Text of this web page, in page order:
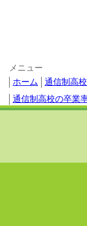
メニュー
ホーム
通信制高
通信制高校の卒業